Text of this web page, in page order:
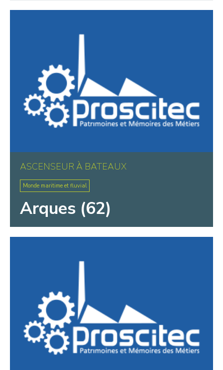
ASCENSEUR À BATEAUX
Monde maritime et fluvial
Arques (62)